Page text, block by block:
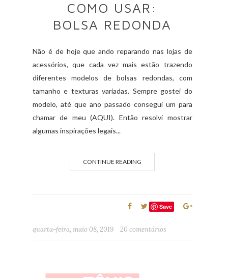
COMO USAR:
BOLSA REDONDA
Não é de hoje que ando reparando nas lojas de
acessórios, que cada vez mais estão trazendo
diferentes modelos de bolsas redondas, com
tamanho e texturas variadas. Sempre gostei do
modelo, até que ano passado consegui um para
chamar de meu (AQUI). Então resolvi mostrar
algumas inspirações legais...
CONTINUE READING
Save
quarta-feira, maio 08, 2019 20 comentários